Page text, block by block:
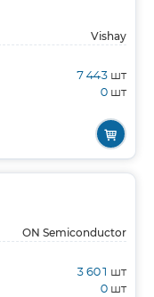
Vishay
7 443 шт
0 шт
ON Semiconductor
3 601 шт
0 шт